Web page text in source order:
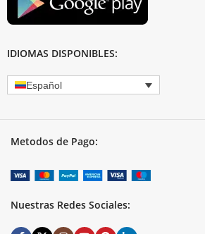
IDIOMAS DISPONIBLES:
Español
Metodos de Pago:
Nuestras Redes Sociales: